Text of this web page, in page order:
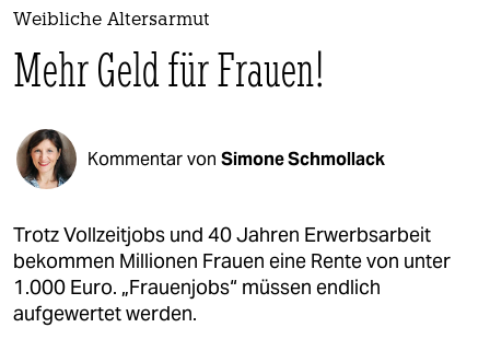
politik
öko
gesellschaft
kultur
sport
berlin
Weibliche Altersarmut
Mehr Geld für Frauen!
Kommentar von Simone Schmollack
Trotz Vollzeitjobs und 40 Jahren Erwerbsarbeit
bekommen Millionen Frauen eine Rente von unter
1.000 Euro. „Frauenjobs“ müssen endlich
aufgewertet werden.